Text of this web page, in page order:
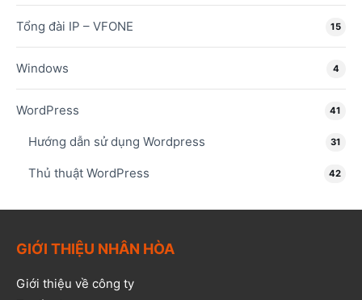
Tổng đài IP – VFONE 15
Windows 4
WordPress 41
Hướng dẫn sử dụng Wordpress 31
Thủ thuật WordPress 42
GIỚI THIỆU NHÂN HÒA
Giới thiệu về công ty